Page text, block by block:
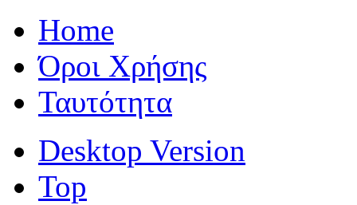
Home
Όροι Χρήσης
Ταυτότητα
Desktop Version
Top